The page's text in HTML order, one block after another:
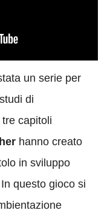
un serie per
di
capitoli
hanno creato
in sviluppo
questo gioco si